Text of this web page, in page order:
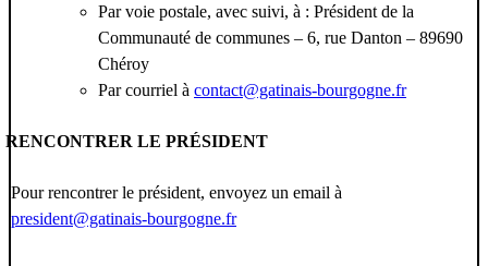
Par voie postale, avec suivi, à : Président de la
Communauté de communes – 6, rue Danton – 89690
Chéroy
Par courriel à contact@gatinais-bourgogne.fr
RENCONTRER LE PRÉSIDENT
Pour rencontrer le président, envoyez un email à
president@gatinais-bourgogne.fr